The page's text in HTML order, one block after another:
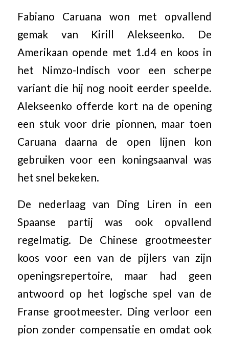
Fabiano Caruana won met opvallend
gemak van Kirill Alekseenko. De
Amerikaan opende met 1.d4 en koos in
het Nimzo-Indisch voor een scherpe
variant die hij nog nooit eerder speelde.
Alekseenko offerde kort na de opening
een stuk voor drie pionnen, maar toen
Caruana daarna de open lijnen kon
gebruiken voor een koningsaanval was
het snel bekeken.
De nederlaag van Ding Liren in een
Spaanse partij was ook opvallend
regelmatig. De Chinese grootmeester
koos voor een van de pijlers van zijn
openingsrepertoire, maar had geen
antwoord op het logische spel van de
Franse grootmeester. Ding verloor een
pion zonder compensatie en omdat ook